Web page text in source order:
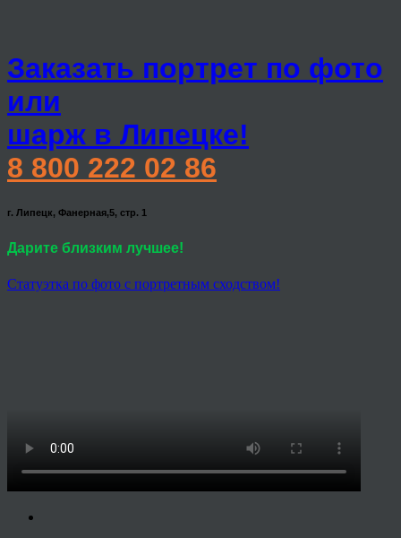
Заказать портрет по фото
или
шарж в Липецке!
8 800 222 02 86
г. Липецк, Фанерная,5, стр. 1
Дарите близким лучшее!
Статуэтка по фото с портретным сходством!